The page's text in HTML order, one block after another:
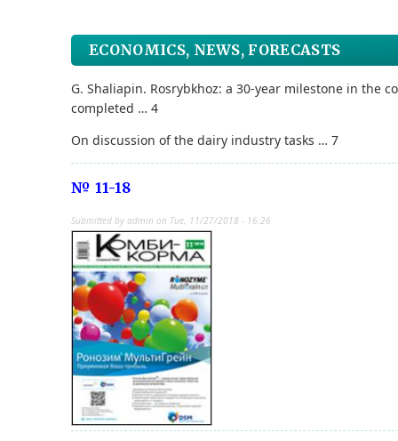
ECONOMICS, NEWS, FORECASTS
G. Shaliapin. Rosrybkhoz: a 30-year milestone in the
completed … 4
On discussion of the dairy industry tasks … 7
№ 11-18
Submitted by admin on Tue, 11/27/2018 - 16:26